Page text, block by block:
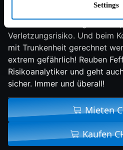
Settings
Jede siebte Erdnuss in einer
auf. Salsatanzen birgt ein
Verletzungsrisiko. Und beim
mit Trunkenheit gerechnet
extrem gefährlich! Reuben
Risikoanalytiker und geht
sicher. Immer und überall!
Mieten
Kaufen